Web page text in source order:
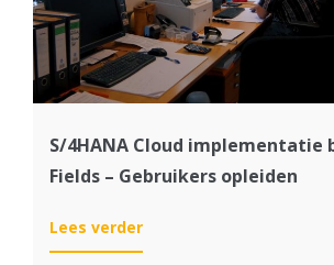
S/4HANA Cloud implementatie
Fields – Gebruikers opleiden
Lees verder:
S/4HANA